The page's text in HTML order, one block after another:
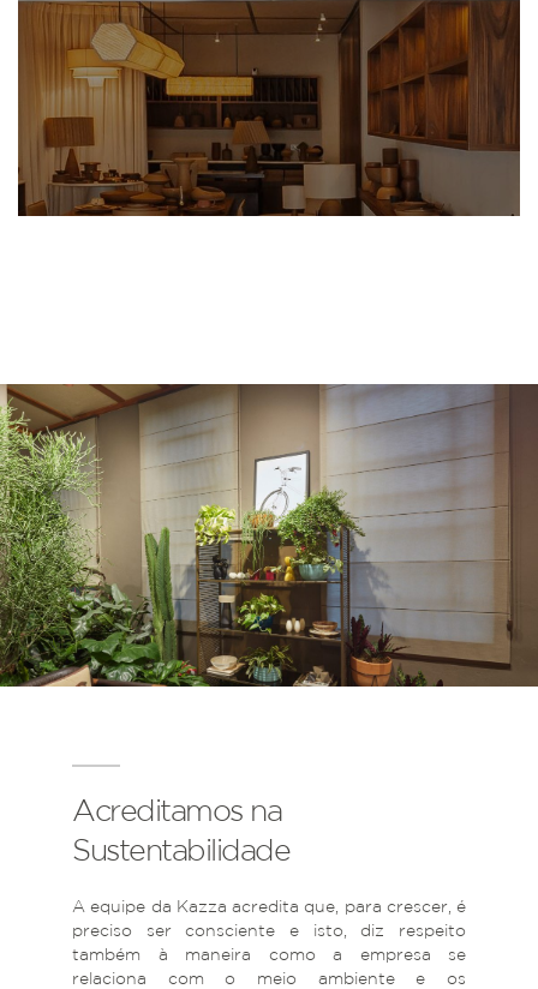
Acreditamos na
Sustentabilidade
A equipe da Kazza acredita que, para crescer, é
preciso ser consciente e isto, diz respeito
também à maneira como a empresa se
relaciona com o meio ambiente e os